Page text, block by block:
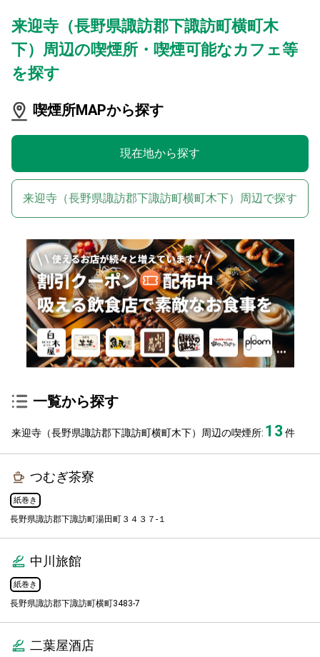
来迎寺（長野県諏訪郡下諏訪町横町木
下）周辺の喫煙所・喫煙可能なカフェ等
を探す
喫煙所MAPから探す
現在地から探す
来迎寺（長野県諏訪郡下諏訪町横町木下）周辺で探す
一覧から探す
来迎寺（長野県諏訪郡下諏訪町横町木下）周辺の喫煙所: 13 件
つむぎ茶寮
紙巻き
長野県諏訪郡下諏訪町湯田町３４３７-１
中川旅館
紙巻き
長野県諏訪郡下諏訪町横町3483-7
二葉屋酒店